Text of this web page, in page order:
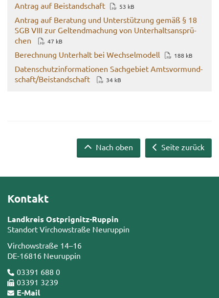
An­trag auf Bei­stand­schaft 53 kB
An­trag auf Be­ra­tung und Un­ter­stüt­zung gemäß § 18
SGB VIII zur Gel­tend­ma­chung von Un­ter­halts­an­sprü­
chen
47 kB
Be­rech­nung Un­ter­halt bei Wech­sel­mo­dell 188 kB
Da­ten­schutz­in­for­ma­tio­nen Sach­ge­biet Amts­vor­mund­
schaft/Bei­stand­schaft
34 kB
Seite zurück
Nach oben
Kontakt
Landkreis Ostprignitz-Ruppin
Standort Virchowstraße Neuruppin
Virchowstraße 14–16
DE-16816 Neuruppin
03391 688 0
03391 3239
E-Mail